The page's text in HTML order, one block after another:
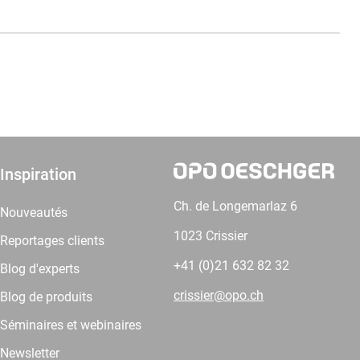
Inspiration
Nouveautés
Reportages clients
Blog d'experts
Blog de produits
Séminaires et webinaires
Newsletter
Ch. de Longemarlaz 6
1023 Crissier
+41 (0)21 632 82 32
crissier@opo.ch